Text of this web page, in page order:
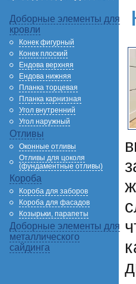
Доборные элементы для
кровли
Конек фигурный
Конек плоский
Ендова верхняя
Ендова нижняя
Планка торцевая
Планка карнизная
Угол внутренний
Угол наружный
Отливы
Оконные отливы
Отливы для цоколя
(фундаментные отливы)
Короба
Короба для заборов
Короба для фасадов
Козырьки, парапеты
Доборные элементы для
металлического
сайдинга